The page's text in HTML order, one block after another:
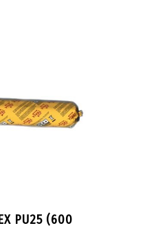
PU25 (600